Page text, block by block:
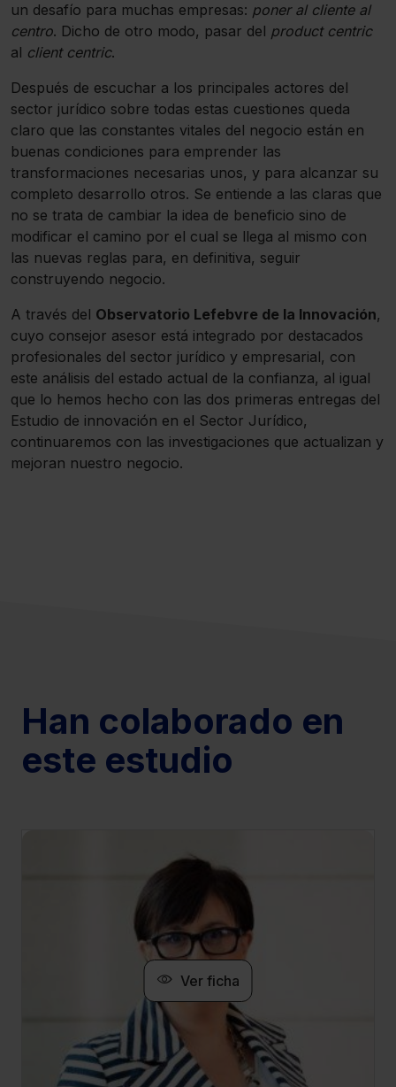
un desafío para muchas empresas: poner al cliente al
centro. Dicho de otro modo, pasar del product centric
al client centric.
Después de escuchar a los principales actores del
sector jurídico sobre todas estas cuestiones queda
claro que las constantes vitales del negocio están en
buenas condiciones para emprender las
transformaciones necesarias unos, y para alcanzar su
completo desarrollo otros. Se entiende a las claras que
no se trata de cambiar la idea de beneficio sino de
modificar el camino por el cual se llega al mismo con
las nuevas reglas para, en definitiva, seguir
construyendo negocio.
A través del Observatorio Lefebvre de la Innovación,
cuyo consejor asesor está integrado por destacados
profesionales del sector jurídico y empresarial, con
este análisis del estado actual de la confianza, al igual
que lo hemos hecho con las dos primeras entregas del
Estudio de innovación en el Sector Jurídico,
continuaremos con las investigaciones que actualizan y
mejoran nuestro negocio.
Han colaborado en
este estudio
Ver ficha